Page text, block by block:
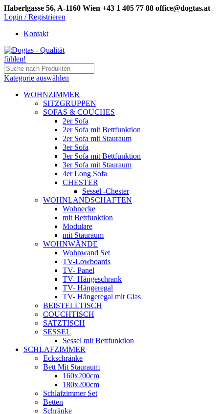
Haberlgasse 56, A-1160 Wien +43 1 405 77 88 office@dogtas.at
Login / Registrieren
Kontakt
Kategorie auswählen
WOHNZIMMER
SITZGRUPPEN
SOFAS & COUCHES
2er Sofa
2er Sofa mit Bettfunktion
2er Sofa mit Stauraum
3er Sofa
3er Sofa mit Bettfunktion
3er Sofa mit Stauraum
4er Long Sofa
CHESTER
Sessel -Chester
WOHNLANDSCHAFTEN
Wohnecke
mit Bettfunktion
Modulare
mit Stauraum
WOHNWÄNDE
Wohnwand Set
TV-Lowboards
TV- Panel
TV- Hängeschrank
TV- Hängeregal
TV- Hängeregal mit Glas
BEISTELLTISCH
COUCHTISCH
SATZTISCH
SESSEL
Sessel mit Bettfunktion
SCHLAFZIMMER
Eckschränke
Bett Mit Stauraum
160x200cm
180x200cm
Schlafzimmer Set
Betten
Schränke